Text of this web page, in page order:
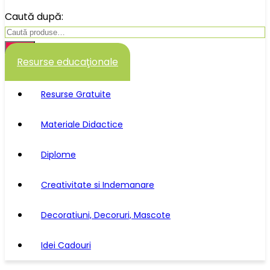
Caută după:
Caută
Resurse educaţionale
Resurse Gratuite
Materiale Didactice
Diplome
Creativitate si Indemanare
Decoratiuni, Decoruri, Mascote
Idei Cadouri